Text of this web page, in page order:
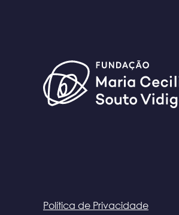
Política de Privacidade